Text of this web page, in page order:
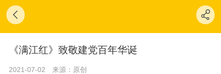
《满江红》致敬建党百年华诞
2021-07-02 来源：原创